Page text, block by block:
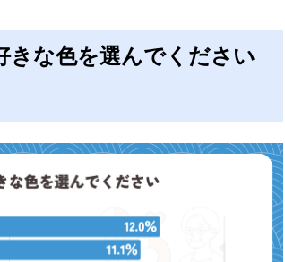
きな色を選んでください